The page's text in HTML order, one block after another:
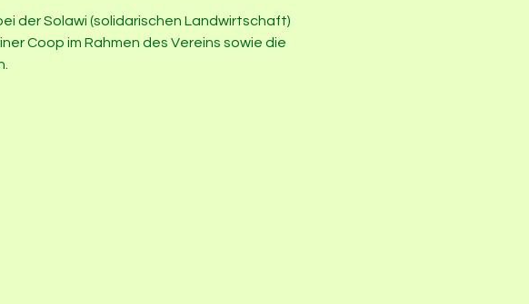
der Solawi (solidarischen Landwirtschaft)
Coop im Rahmen des Vereins sowie die